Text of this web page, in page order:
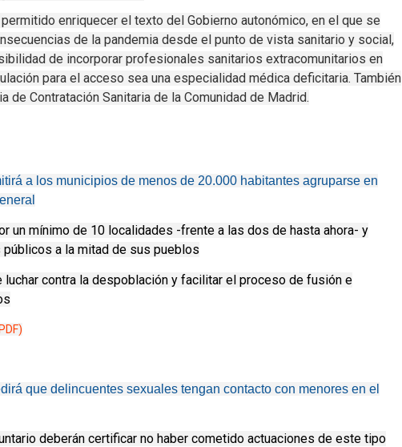
enriquecer el texto del Gobierno autonómico, en el que se
de la pandemia desde el punto de vista sanitario y social,
de incorporar profesionales sanitarios extracomunitarios en
para el acceso sea una especialidad médica deficitaria. También
de Contratación Sanitaria de la Comunidad de Madrid.
a los municipios de menos de 20.000 habitantes agruparse en
un mínimo de 10 localidades -frente a las dos de hasta ahora- y
a la mitad de sus pueblos
luchar contra la despoblación y facilitar el proceso de fusión e
que delincuentes sexuales tengan contacto con menores en el
deberán certificar no haber cometido actuaciones de este tipo